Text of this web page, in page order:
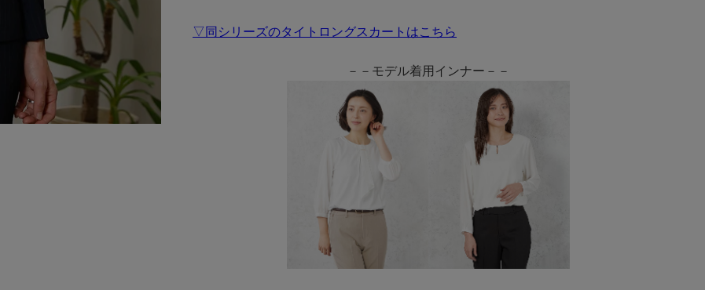
▽同シリーズのタイトロングスカートはこちら
－－モデル着用インナー－－